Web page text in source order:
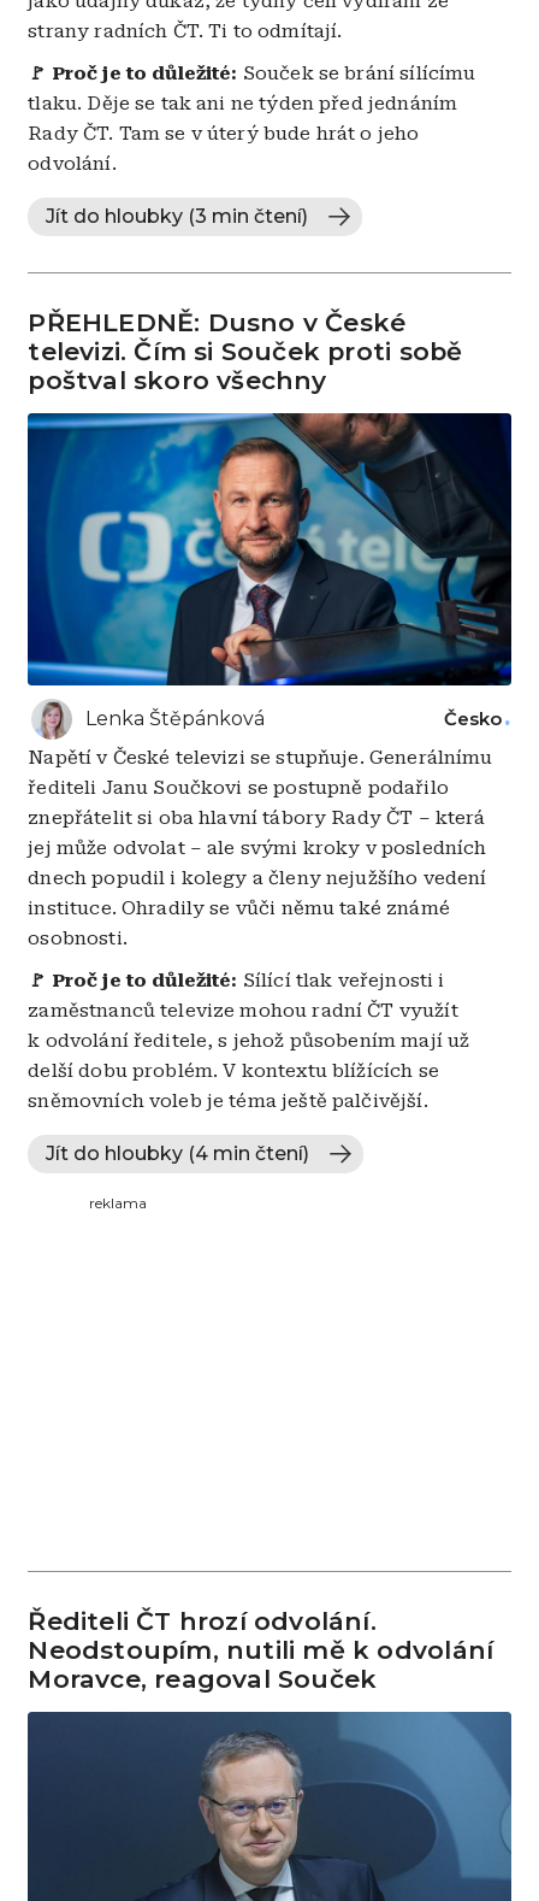
strany radních ČT. Ti to odmítají.
🚩 Proč je to důležité: Souček se brání sílícímu
tlaku. Děje se tak ani ne týden před jednáním
Rady ČT. Tam se v úterý bude hrát o jeho
odvolání.
Jít do hloubky (3 min čtení)
PŘEHLEDNĚ: Dusno v České
televizi. Čím si Souček proti sobě
poštval skoro všechny
Lenka Štěpánková Česko
Napětí v České televizi se stupňuje. Generálnímu
řediteli Janu Součkovi se postupně podařilo
znepřátelit si oba hlavní tábory Rady ČT – která
jej může odvolat – ale svými kroky v posledních
dnech popudil i kolegy a členy nejužšího vedení
instituce. Ohradily se vůči němu také známé
osobnosti.
🚩 Proč je to důležité: Sílící tlak veřejnosti i
zaměstnanců televize mohou radní ČT využít
k odvolání ředitele, s jehož působením mají už
delší dobu problém. V kontextu blížících se
sněmovních voleb je téma ještě palčivější.
Jít do hloubky (4 min čtení)
reklama
Řediteli ČT hrozí odvolání.
Neodstoupím, nutili mě k odvolání
Moravce, reagoval Souček